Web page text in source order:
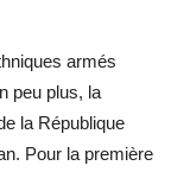
armés
peu plus, la
la République
Pour la première